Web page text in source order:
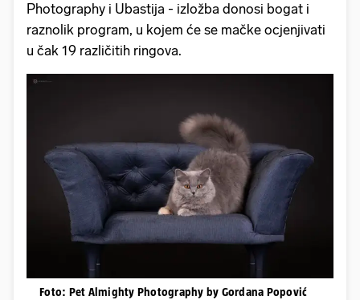
Photography i Ubastija - izložba donosi bogat i
raznolik program, u kojem će se mačke ocjenjivati
u čak 19 različitih ringova.
Foto: Pet Almighty Photography by Gordana Popović